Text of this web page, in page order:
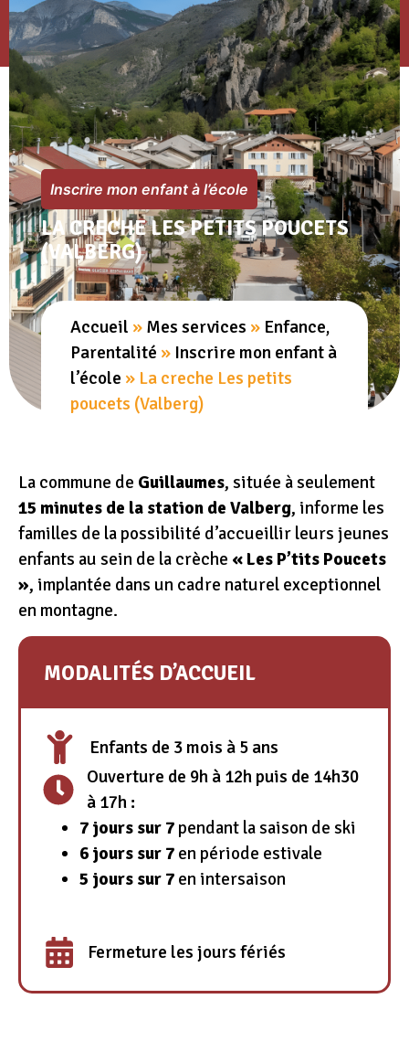
Inscrire mon enfant à l’école
LA CRECHE LES PETITS POUCETS
(VALBERG)
Accueil » Mes services » Enfance,
Parentalité » Inscrire mon enfant à
l’école » La creche Les petits
poucets (Valberg)
La commune de Guillaumes, située à seulement
15 minutes de la station de Valberg, informe les
familles de la possibilité d’accueillir leurs jeunes
enfants au sein de la crèche « Les P’tits Poucets
», implantée dans un cadre naturel exceptionnel
en montagne.
MODALITÉS D’ACCUEIL
Enfants de 3 mois à 5 ans
Ouverture de 9h à 12h puis de 14h30
à 17h :
7 jours sur 7 pendant la saison de ski
6 jours sur 7 en période estivale
5 jours sur 7 en intersaison
Fermeture les jours fériés